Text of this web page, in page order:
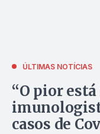
ÚLTIMAS NOTÍCIAS
“O pior
casos de